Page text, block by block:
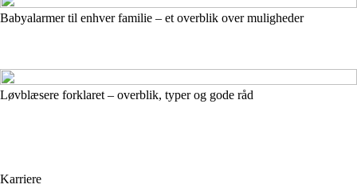
Babyalarmer til enhver familie – et overblik over muligheder
Løvblæsere forklaret – overblik, typer og gode råd
Karriere